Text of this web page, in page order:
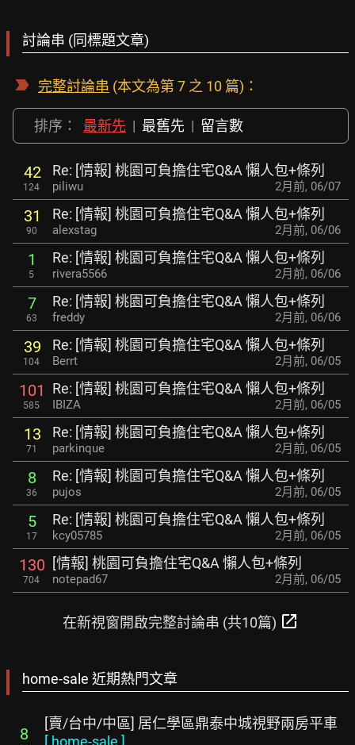
討論串 (同標題文章)
完整討論串 (本文為第 7 之 10 篇)：
排序： 最新先 | 最舊先 | 留言數
42
124
Re: [情報] 桃園可負擔住宅Q&A 懶人包+條列
piliwu 2月前, 06/07
31
90
Re: [情報] 桃園可負擔住宅Q&A 懶人包+條列
alexstag 2月前, 06/06
1
5
Re: [情報] 桃園可負擔住宅Q&A 懶人包+條列
rivera5566 2月前, 06/06
7
63
Re: [情報] 桃園可負擔住宅Q&A 懶人包+條列
freddy 2月前, 06/06
39
104
Re: [情報] 桃園可負擔住宅Q&A 懶人包+條列
Berrt 2月前, 06/05
101
585
Re: [情報] 桃園可負擔住宅Q&A 懶人包+條列
IBIZA 2月前, 06/05
13
71
Re: [情報] 桃園可負擔住宅Q&A 懶人包+條列
parkinque 2月前, 06/05
8
36
Re: [情報] 桃園可負擔住宅Q&A 懶人包+條列
pujos 2月前, 06/05
5
17
Re: [情報] 桃園可負擔住宅Q&A 懶人包+條列
kcy05785 2月前, 06/05
130
704
[情報] 桃園可負擔住宅Q&A 懶人包+條列
notepad67 2月前, 06/05
在新視窗開啟完整討論串 (共10篇) open_in_new
home-sale 近期熱門文章
8
[賣/台中/中區] 居仁學區鼎泰中城視野兩房平車
[ home-sale ]